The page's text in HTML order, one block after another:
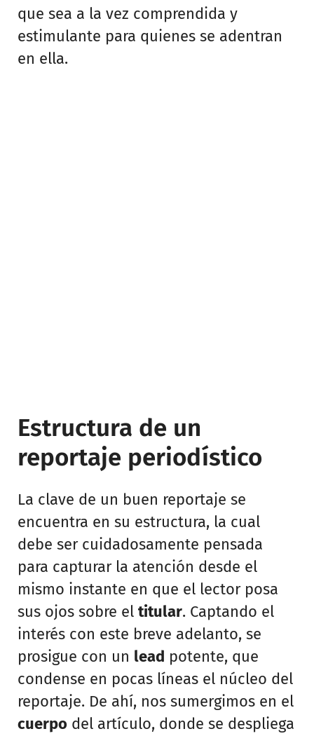
que sea a la vez comprendida y
estimulante para quienes se adentran
en ella.
Estructura de un
reportaje periodístico
La clave de un buen reportaje se
encuentra en su estructura, la cual
debe ser cuidadosamente pensada
para capturar la atención desde el
mismo instante en que el lector posa
sus ojos sobre el titular. Captando el
interés con este breve adelanto, se
prosigue con un lead potente, que
condense en pocas líneas el núcleo del
reportaje. De ahí, nos sumergimos en el
cuerpo del artículo, donde se despliega